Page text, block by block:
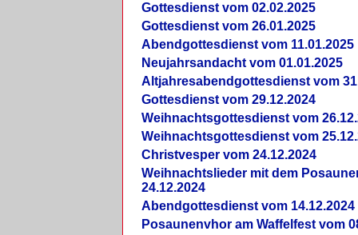
Gottesdienst vom 02.02.2025
Gottesdienst vom 26.01.2025
Abendgottesdienst vom 11.01.2025
Neujahrsandacht vom 01.01.2025
Altjahresabendgottesdienst vom
Gottesdienst vom 29.12.2024
Weihnachtsgottesdienst vom
Weihnachtsgottesdienst vom
Christvesper vom 24.12.2024
Weihnachtslieder mit dem
24.12.2024
Abendgottesdienst vom 14.12.2024
Posaunenvhor am Waffelfest vom